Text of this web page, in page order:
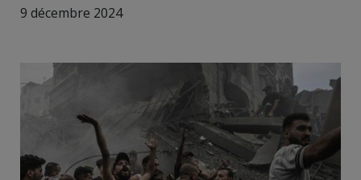
9 décembre 2024